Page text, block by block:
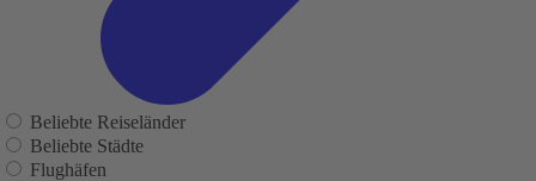
Beliebte Reiseländer
Beliebte Städte
Flughäfen